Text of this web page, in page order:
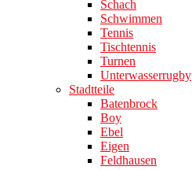
Schach
Schwimmen
Tennis
Tischtennis
Turnen
Unterwasserrugby
Stadtteile
Batenbrock
Boy
Ebel
Eigen
Feldhausen